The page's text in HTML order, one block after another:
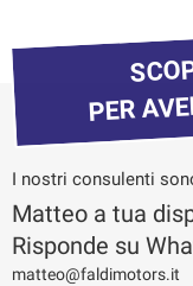
PER
I nostri consulenti
Matteo a tua
Risponde su
matteo@faldimotors.it